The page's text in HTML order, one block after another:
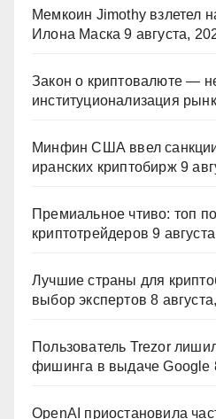
Мемкоин Jimothy взлетел
Илона Маска 9 августа,
Закон о криптовалюте —
институционализация
Минфин США ввел
иранских криптобирж 9
Премиальное чтиво: топ
криптотрейдеров 9
Лучшие страны для
выбор экспертов 8
Пользователь Trezor
фишинга в выдаче Google
OpenAI приостановила